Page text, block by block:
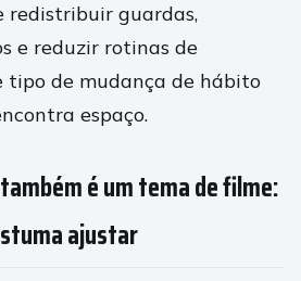
redistribuir guardas,
e reduzir rotinas de
tipo de mudança de hábito
espaço.
é um tema de filme:
ajustar